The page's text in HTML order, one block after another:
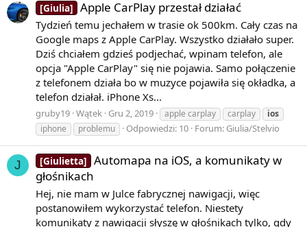
[Giulia] Apple CarPlay przestał działać
Tydzień temu jechałem w trasie ok 500km. Cały czas na
Google maps z Apple CarPlay. Wszystko działało super.
Dziś chciałem gdzieś podjechać, wpinam telefon, ale
opcja "Apple CarPlay" się nie pojawia. Samo połączenie
z telefonem działa bo w muzyce pojawiła się okładka, a
telefon działał. iPhone Xs...
gruby19 Wątek Gru 2, 2019 apple carplay carplay
ios
iphone
problemu Odpowiedzi: 10 Forum: Giulia/Stelvio
J [Giulietta] Automapa na iOS, a komunikaty w
głośnikach
Hej, nie mam w Julce fabrycznej nawigacji, więc
postanowiłem wykorzystać telefon. Niestety
komunikaty z nawigacji słyszę w głośnikach tylko, gdy